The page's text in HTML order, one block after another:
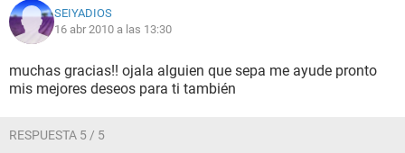
SEIYADIOS
16 abr 2010 a las 13:30
muchas gracias!! ojala alguien que sepa me ayude pronto
mis mejores deseos para ti también
RESPUESTA 5 / 5